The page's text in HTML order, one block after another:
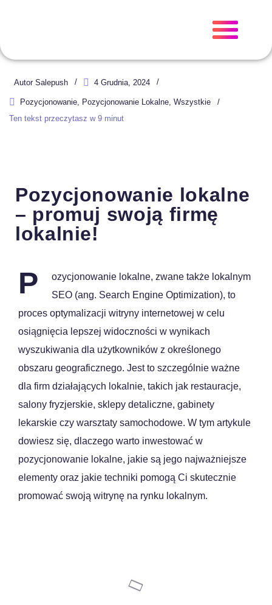
Autor Salepush 4 Grudnia, 2024
Pozycjonowanie, Pozycjonowanie Lokalne, Wszystkie
Ten tekst przeczytasz w 9 minut
Pozycjonowanie lokalne
– promuj swoją firmę
lokalnie!
P
ozycjonowanie lokalne, zwane także lokalnym
SEO (ang. Search Engine Optimization), to
proces optymalizacji witryny internetowej w celu
osiągnięcia lepszej widoczności w wynikach
wyszukiwania dla użytkowników z określonego
obszaru geograficznego. Jest to szczególnie ważne
dla firm działających lokalnie, takich jak restauracje,
salony fryzjerskie, sklepy detaliczne, gabinety
lekarskie czy warsztaty samochodowe. W tym artykule
dowiesz się, dlaczego warto inwestować w
pozycjonowanie lokalne, jakie są jego najważniejsze
elementy oraz jakie techniki pomogą Ci skutecznie
promować swoją witrynę na rynku lokalnym.